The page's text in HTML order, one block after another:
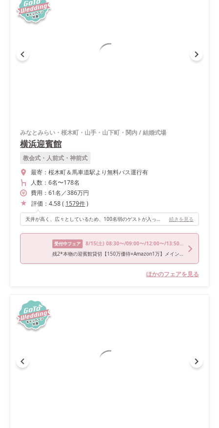
みなとみらい・桜木町・山手・山下町・関内/結婚式場
横浜迎賓館
教会式・人前式・神前式
最寄： 桜木町＆馬車道駅より無料バス運行有
人数： 6名〜178名
費用： 61名 ／386万円
評価： 4.58( 1579件)
天井が高く、広々としているため、100名弱のゲストが入っても自由に動くことができました！ 続きを見る
受付中フェア 8/15(土) 08:30〜/09:00〜/12:00〜/13:50〜/17:00〜
残2*本物の迎賓館貸切【150万優待×Amazon1万】メイン選べる試食
ほかのフェアを見る